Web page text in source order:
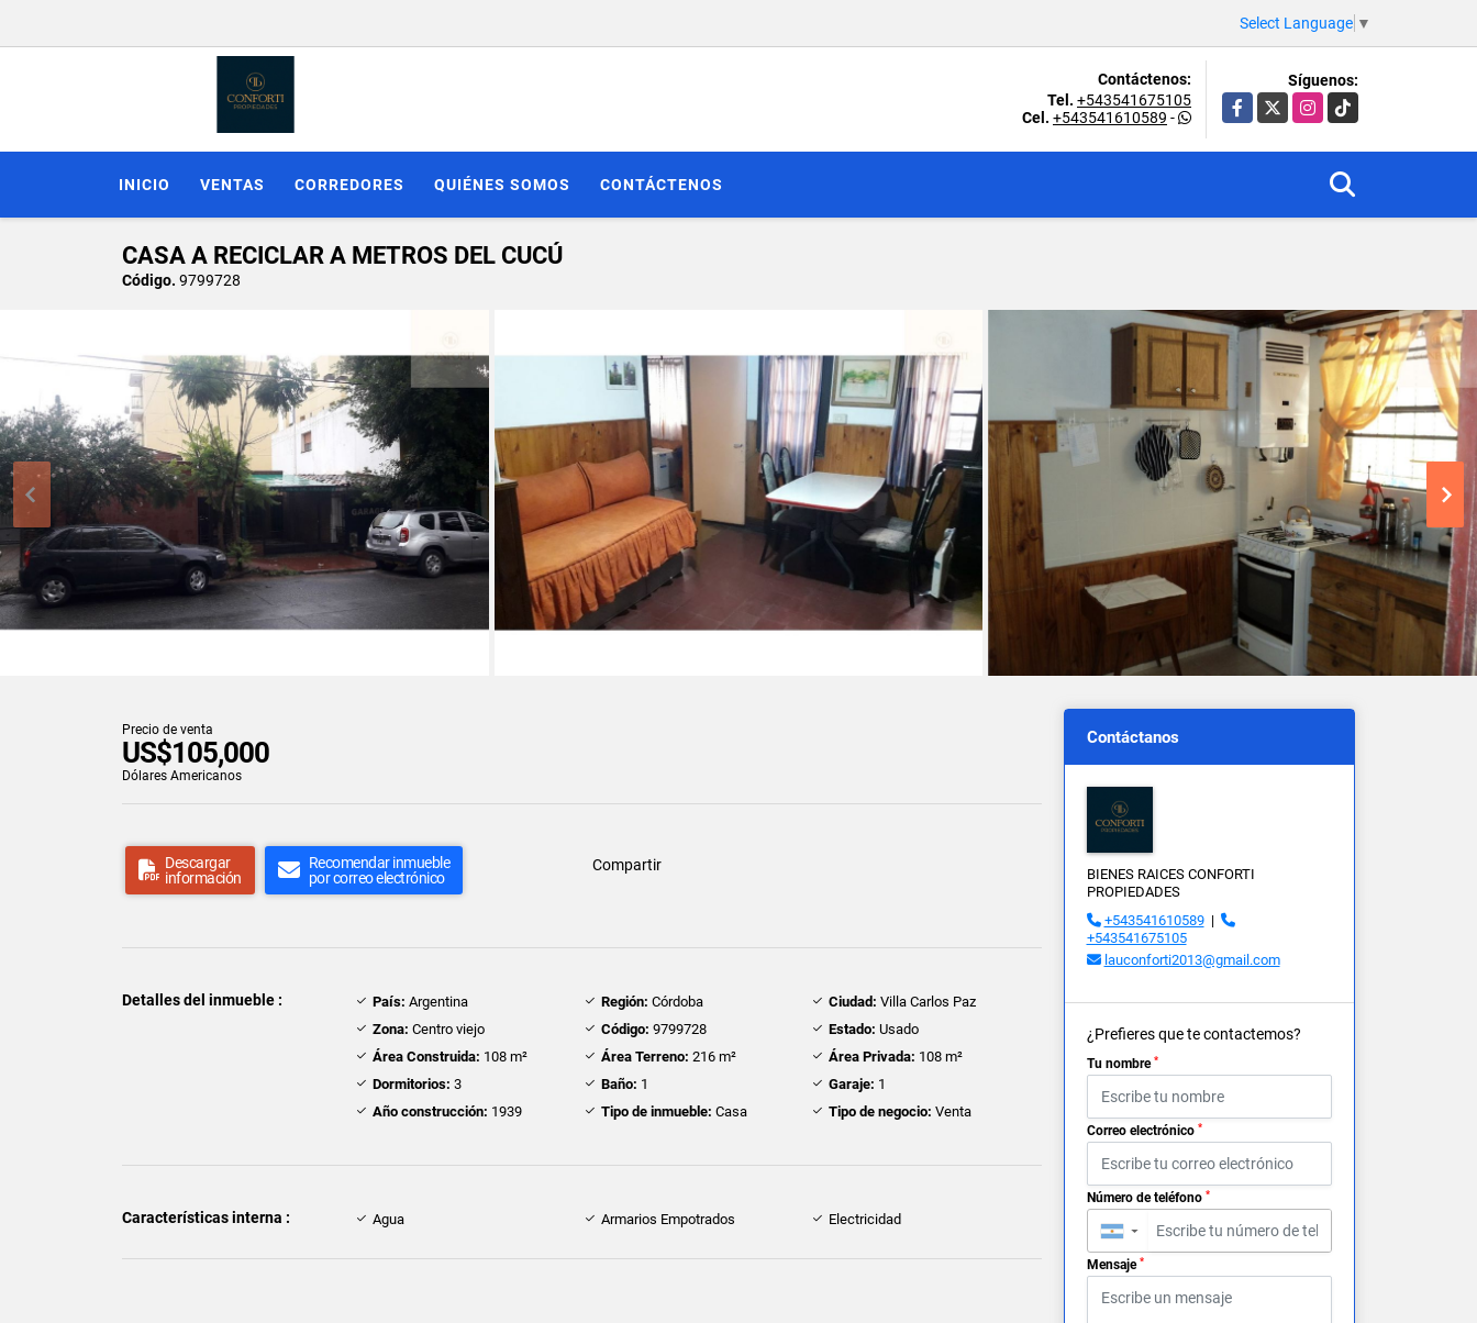
Select Language ▼
Contáctenos:
Tel. +543541675105
Cel. +543541610589 -
Síguenos:
Facebook
X Instagram
TikTok
INICIO VENTAS CORREDORES QUIÉNES SOMOS CONTÁCTENOS
CASA A RECICLAR A METROS DEL CUCÚ
Código. 9799728
Precio de venta
US$105,000
Dólares Americanos
Descargar
información
Recomendar inmueble
por correo electrónico
Compartir
Detalles del inmueble : País: Argentina Región: Córdoba Ciudad: Villa Carlos Paz
Zona: Centro viejo Código: 9799728 Estado: Usado
Área Construida: 108 m² Área Terreno: 216 m² Área Privada: 108 m²
Dormitorios: 3 Baño: 1 Garaje: 1
Año construcción: 1939 Tipo de inmueble: Casa Tipo de negocio: Venta
Características interna : Agua Armarios Empotrados Electricidad
Contáctanos
BIENES RAICES CONFORTI
PROPIEDADES
+543541610589|
+543541675105
lauconforti2013@gmail.com
¿Prefieres que te contactemos?
Tu nombre *
Correo electrónico *
Número de teléfono *
▼
Mensaje *